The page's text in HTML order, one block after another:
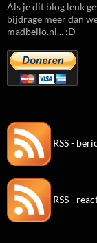
Als je dit blog leuk
bijdrage meer dan
madbello.nl... :D
RSS -
RSS -